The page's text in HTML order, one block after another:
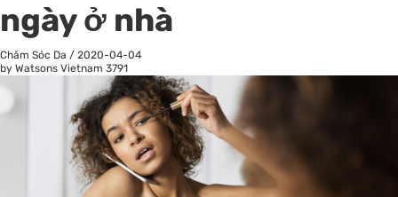
ngày ở nhà
Chăm Sóc Da / 2020-04-04
by Watsons Vietnam 3791